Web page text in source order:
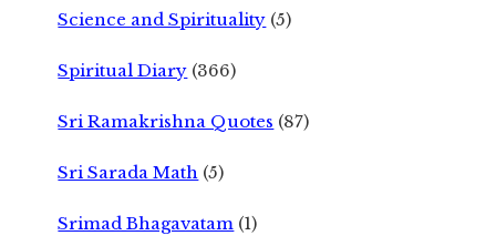
Science and Spirituality (5)
Spiritual Diary (366)
Sri Ramakrishna Quotes (87)
Sri Sarada Math (5)
Srimad Bhagavatam (1)